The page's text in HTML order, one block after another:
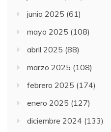
junio 2025 (61)
mayo 2025 (108)
abril 2025 (88)
marzo 2025 (108)
febrero 2025 (174)
enero 2025 (127)
diciembre 2024 (133)